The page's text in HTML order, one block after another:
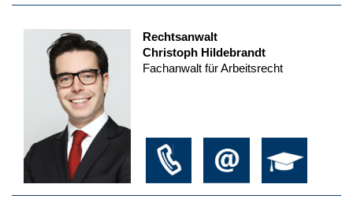
Rechtsanwalt
Christoph Hildebrandt
Fachanwalt für Arbeitsrecht